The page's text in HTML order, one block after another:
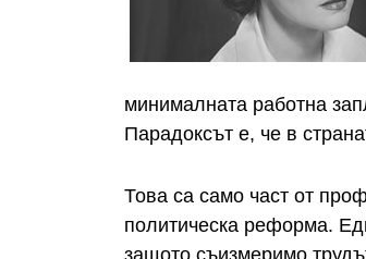
минималната работна
Парадоксът е, че в
Това са само част от
политическа реформа.
защото съизмеримо